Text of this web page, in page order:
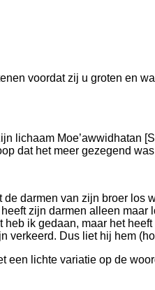
voordat zij u groten en
lichaam Moe’awwidhatan
dat het meer gezegend
darmen van zijn broer los
zijn darmen alleen
ik gedaan, maar het
verkeerd. Dus liet hij hem
een lichte variatie op de